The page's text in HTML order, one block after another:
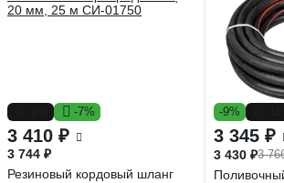
-7%
3 410 ₽
3 744 ₽
Резиновый кордовый шланг
-9%
3 345 ₽
3 430 ₽3